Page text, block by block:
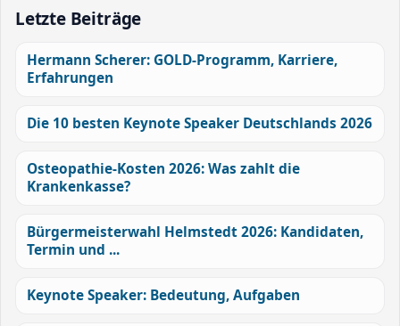
Letzte Beiträge
Hermann Scherer: GOLD-Programm, Karriere,
Erfahrungen
Die 10 besten Keynote Speaker Deutschlands 2026
Osteopathie-Kosten 2026: Was zahlt die
Krankenkasse?
Bürgermeisterwahl Helmstedt 2026: Kandidaten,
Termin und ...
Keynote Speaker: Bedeutung, Aufgaben